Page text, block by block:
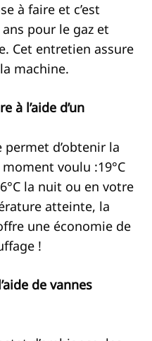
à faire et c’est
pour le gaz et
Cet entretien assure
machine.
à l’aide d’un
d’obtenir la
voulu :19°C
la nuit ou en votre
atteinte, la
une économie de
!
de vannes